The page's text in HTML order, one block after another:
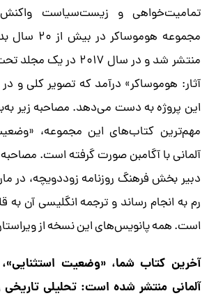
تمامیت‌خواهی و زیست‌سیاست
مجموعه
منتشر شد و در سال ۲۰۱۷
آثار: هوموساکر» درآمد که تصویر کلی و
این پروژه به دست می‌دهد. مصاحبه زیر
مهم‌ترین کتاب‌های این مجموعه،
آلمانی با آگامبن صورت گرفته است. مصاحبه
رم به انجام رساند و ترجمه انگلیسی آن به
است. همه پانویس‌های این نسخه از
آخرین کتاب شما، «وضعیت استثنایی»،
آلمانی منتشر شده است: تحلیلی تاریخی